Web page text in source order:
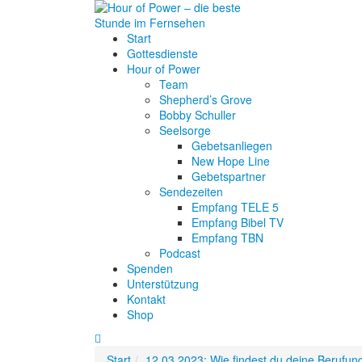
Start
Gottesdienste
Hour of Power
Team
Shepherd’s Grove
Bobby Schuller
Seelsorge
Gebetsanliegen
New Hope Line
Gebetspartner
Sendezeiten
Empfang TELE 5
Empfang Bibel TV
Empfang TBN
Podcast
Spenden
Unterstützung
Kontakt
Shop